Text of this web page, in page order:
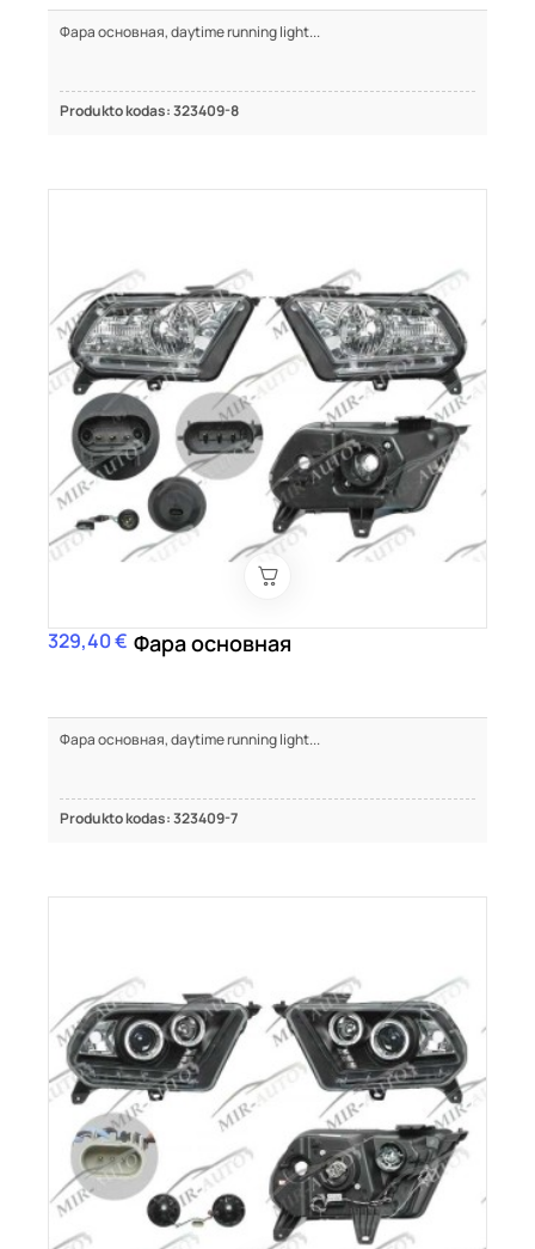
Фара основная, daytime running light...
Produkto kodas: 323409-8
Цена
329,40 € Фара основная
Фара основная, daytime running light...
Produkto kodas: 323409-7